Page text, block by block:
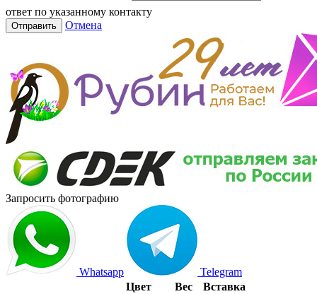
ответ по указанному контакту
Отправить Отмена
Запросить фотографию
Whatsapp
Telegram
Цвет
Вес Вставка